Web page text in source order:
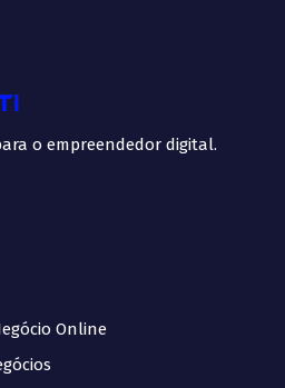
o empreendedor digital.
Online